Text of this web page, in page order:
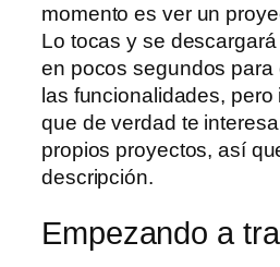
momento es ver un
Lo tocas y se
en pocos segundos para
las funcionalidades, pero
que de verdad te
propios proyectos, así
descripción.
Empezando a